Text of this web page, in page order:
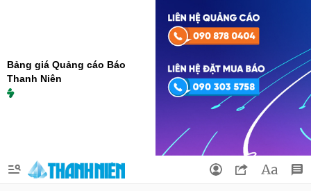
Bảng giá Quảng cáo Báo
Thanh Niên